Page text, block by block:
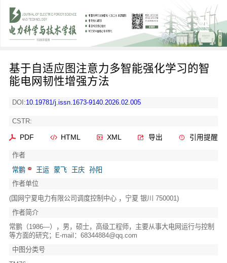
基于自适应图注意力多智能强化学习的智
能电网韧性增强方法
DOI:10.19781/j.issn.1673-9140.2026.02.005
CSTR:
PDF HTML XML 导出 引用提醒
作者
常鹏
王运 蒙飞 王庆
孙阳
作者单位
(国网宁夏电力有限公司调度控制中心 ，宁夏 银川 750001)
作者简介
常鹏（1986—），男，硕士，高级工程师，主要从事大电网运行与控制
等方面的研究；E-mail：68344884@qq.com
中图分类号